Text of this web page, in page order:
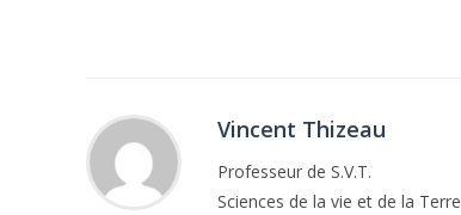
Vincent Thizeau
Professeur de S.V.T.
Sciences de la vie et de la Terre